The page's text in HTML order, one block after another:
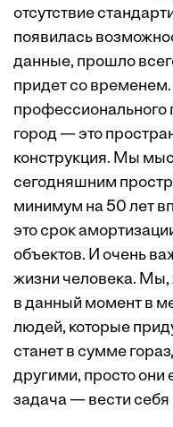
отсутствие
появилась
данные, прошло
придет со
профессионального
город — это
конструкция. Мы
сегодняшним
минимум на 50 лет
это срок
объектов. И очень
жизни человека. Мы,
в данный момент в
людей, которые
станет в сумме
другими, просто
задача — вести